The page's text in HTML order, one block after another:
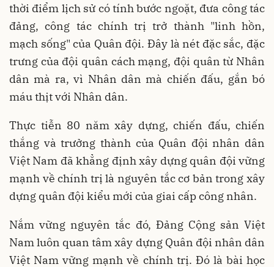
thời điểm lịch sử có tính bước ngoặt, đưa công tác
đảng, công tác chính trị trở thành "linh hồn,
mạch sống" của Quân đội. Đây là nét đặc sắc, đặc
trưng của đội quân cách mạng, đội quân từ Nhân
dân mà ra, vì Nhân dân mà chiến đấu, gắn bó
máu thịt với Nhân dân.
Thực tiễn 80 năm xây dựng, chiến đấu, chiến
thắng và trưởng thành của Quân đội nhân dân
Việt Nam đã khẳng định xây dựng quân đội vững
mạnh về chính trị là nguyên tắc cơ bản trong xây
dựng quân đội kiểu mới của giai cấp công nhân.
Nắm vững nguyên tắc đó, Đảng Cộng sản Việt
Nam luôn quan tâm xây dựng Quân đội nhân dân
Việt Nam vững mạnh về chính trị. Đó là bài học